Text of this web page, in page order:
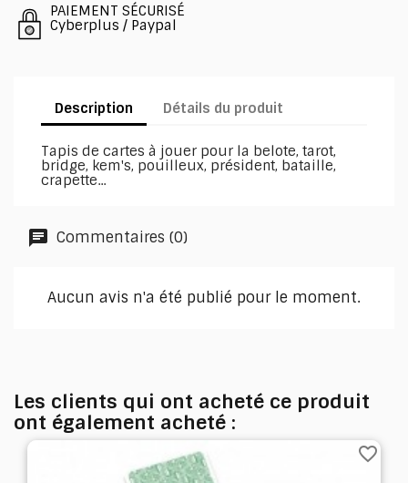
PAIEMENT SÉCURISÉ
Cyberplus / Paypal
Description Détails du produit
Tapis de cartes à jouer pour la belote, tarot,
bridge, kem's, pouilleux, président, bataille,
crapette...
Commentaires (0)
Aucun avis n'a été publié pour le moment.
Les clients qui ont acheté ce produit
ont également acheté :
favorite_border